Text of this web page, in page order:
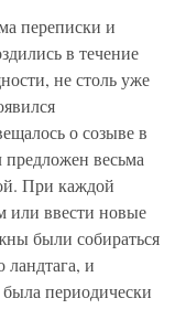
переписки и
в течение
не столь уже
о созыве в
весьма
При каждой
или ввести новые
были собираться
ландтага, и
периодически